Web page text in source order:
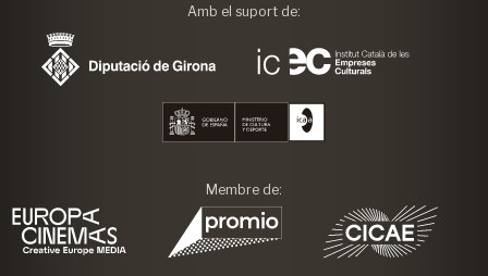
Amb el suport de:
Membre de: